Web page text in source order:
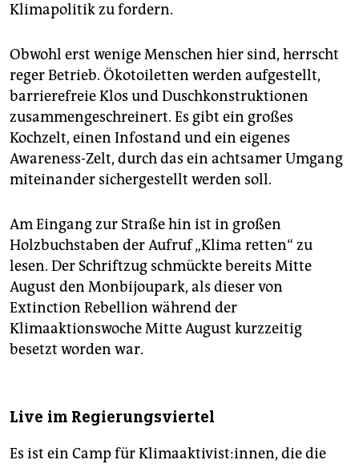
Klimapolitik zu fordern.
Obwohl erst wenige Menschen hier sind, herrscht
reger Betrieb. Ökotoiletten werden aufgestellt,
barrierefreie Klos und Duschkonstruktionen
zusammengeschreinert. Es gibt ein großes
Kochzelt, einen Infostand und ein eigenes
Awareness-Zelt, durch das ein achtsamer Umgang
miteinander sichergestellt werden soll.
Am Eingang zur Straße hin ist in großen
Holzbuchstaben der Aufruf „Klima retten“ zu
lesen. Der Schriftzug schmückte bereits Mitte
August den Monbijoupark, als dieser von
Extinction Rebellion während der
Klimaaktionswoche Mitte August kurzzeitig
besetzt worden war.
Live im Regierungsviertel
Es ist ein Camp für Klimaaktivist:innen, die die